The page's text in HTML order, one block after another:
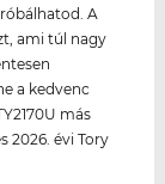
A
ami túl nagy
a kedvenc
más
2026. évi Tory